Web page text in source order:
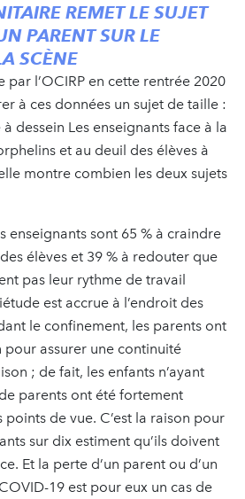
REMET LE SUJET
PARENT SUR LE
SCÈNE
par l’OCIRP en cette rentrée 2020
à ces données un sujet de taille :
dessein Les enseignants face à la
et au deuil des élèves à
montre combien les deux sujets
enseignants sont 65 % à craindre
élèves et 39 % à redouter que
pas leur rythme de travail
est accrue à l’endroit des
le confinement, les parents ont
assurer une continuité
; de fait, les enfants n’ayant
parents ont été fortement
points de vue. C’est la raison pour
sur dix estiment qu’ils doivent
Et la perte d’un parent ou d’un
19 est pour eux un cas de